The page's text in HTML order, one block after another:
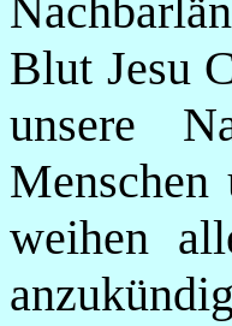
Blut Jesu
unsere
Menschen
weihen